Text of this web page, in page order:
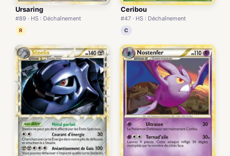
Ursaring
#89 · HS : Déchaînement
R
Ceribou
#47 · HS : Déchaînement
C